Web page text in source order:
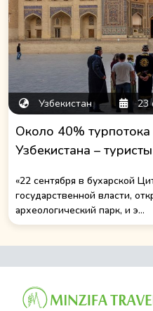
Узбекистан 23
Около 40%
Узбекистана –
«22 сентября в бухарской
государственной власти,
археологический парк, и э...